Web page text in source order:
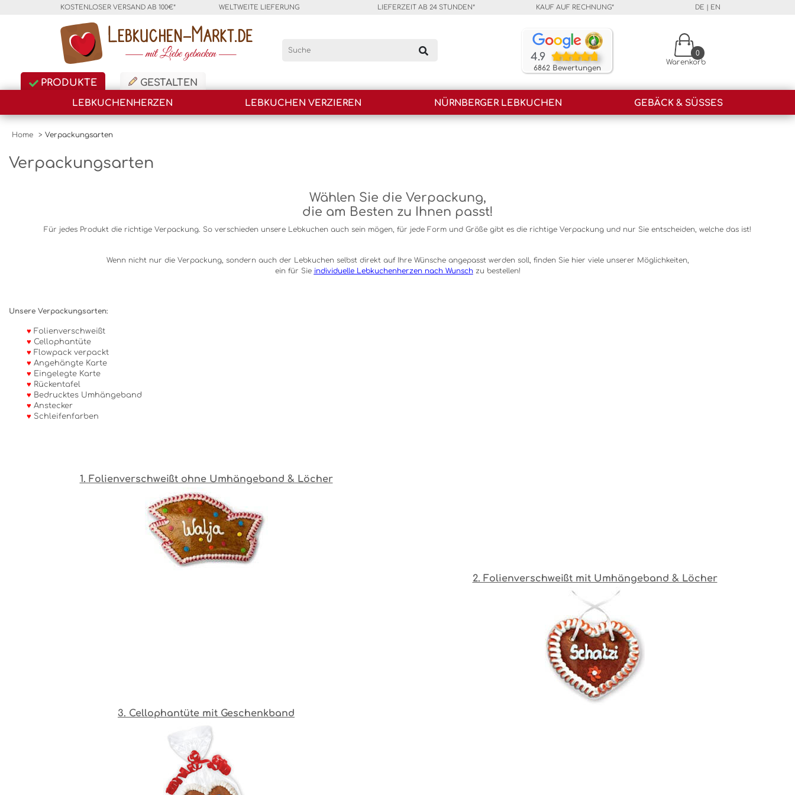
KOSTENLOSER VERSAND AB 100€* WELTWEITE LIEFERUNG LIEFERZEIT AB 24 STUNDEN* KAUF AUF RECHNUNG* DE | EN
Unsere Kunden bewerten unsere Produkte und
4.9
6862 Bewertungen
Warenkorb
0
PRODUKTE GESTALTEN
LEBKUCHENHERZEN LEBKUCHEN VERZIEREN NÜRNBERGER LEBKUCHEN GEBÄCK & SÜSSES
Home > Verpackungsarten
Verpackungsarten
Wählen Sie die Verpackung,
die am Besten zu Ihnen passt!
Für jedes Produkt die richtige Verpackung. So verschieden unsere Lebkuchen auch sein mögen, für jede Form und Größe gibt es die richtige Verpackung und nur Sie entscheiden, welche das ist!
Wenn nicht nur die Verpackung, sondern auch der Lebkuchen selbst direkt auf Ihre Wünsche angepasst werden soll, finden Sie hier viele unserer Möglichkeiten,
ein für Sie individuelle Lebkuchenherzen nach Wunschzu bestellen!
Unsere Verpackungsarten:
♥ Folienverschweißt
♥ Cellophantüte
♥ Flowpack verpackt
♥ Angehängte Karte
♥ Eingelegte Karte
♥ Rückentafel
♥ Bedrucktes Umhängeband
♥ Anstecker
♥ Schleifenfarben
1. Folienverschweißt ohne Umhängeband & Löcher
2. Folienverschweißt mit Umhängeband & Löcher
3. Cellophantüte mit Geschenkband